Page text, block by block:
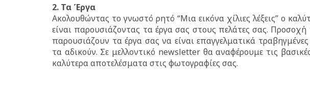
2. Τα Έργα
Ακολουθώντας το γνωστό ρητό “Μια εικόνα χίλιες λέξεις” ο
είναι παρουσιάζοντας τα έργα σας στους πελάτες σας.
παρουσιάζουν τα έργα σας να είναι επαγγελματικά
τα αδικούν. Σε μελλοντικό newsletter θα αναφέρουμε τις
καλύτερα αποτελέσματα στις φωτογραφίες σας.